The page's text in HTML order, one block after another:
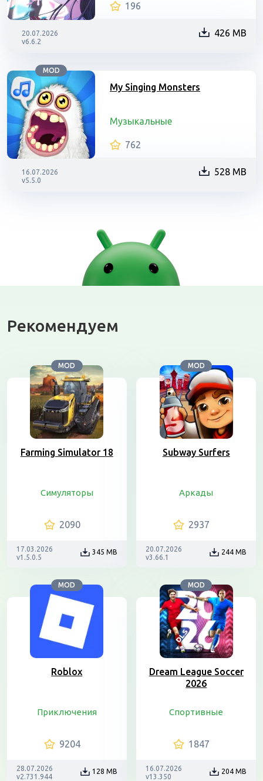
196
20.07.2026
v6.6.2
426 MB
MOD
My Singing Monsters
Музыкальные
762
16.07.2026
v5.5.0
528 MB
Рекомендуем
MOD
Farming Simulator 18
Симуляторы
2090
17.03.2026
v1.5.0.5
345 MB
MOD
Subway Surfers
Аркады
2937
20.07.2026
v3.66.1
244 MB
MOD
Roblox
Приключения
9204
28.07.2026
v2.731.944
128 MB
MOD
Dream League Soccer
2026
Спортивные
1847
16.07.2026
v13.350
204 MB